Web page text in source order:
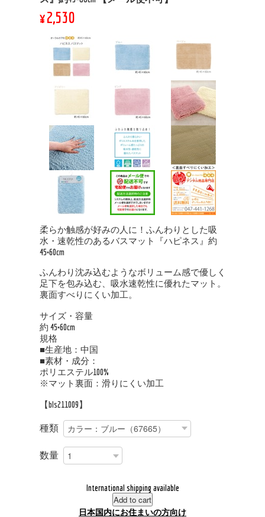
¥2,530
柔らか触感が好みの人に！ふんわりとした吸
水・速乾性のあるバスマット『ハピネス』約
45×60cm
ふんわり沈み込むようなボリューム感で優しく
足下を包み込む、吸水速乾性に優れたマット。
裏面すべりにくい加工。
サイズ・容量
約 45×60cm
規格
■生産地：中国
■素材・成分：
ポリエステル100%
※マット裏面：滑りにくい加工
【bls211009】
種類
数量
International shipping available
Add to cart
日本国内にお住まいの方向け